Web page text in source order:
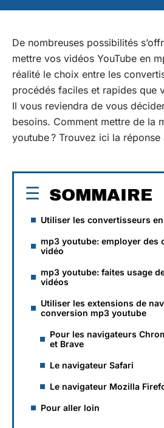
De nombreuses possibilités
mettre vos vidéos YouTube en
réalité le choix entre les
procédés faciles et rapides que
Il vous reviendra de vous
besoins. Comment mettre de la
youtube ? Trouvez ici la
SOMMAIRE
Utiliser les convertisseurs
mp3 youtube: employer des
vidéo
mp3 youtube: faites usage
vidéos
Utiliser les extensions de
conversion mp3 youtube
Pour les navigateurs
et Brave
Le navigateur Safari
Le navigateur Mozilla
Pour aller loin